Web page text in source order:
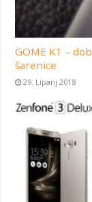
GOME K1 –
šarenice
29. Lipanj 2018